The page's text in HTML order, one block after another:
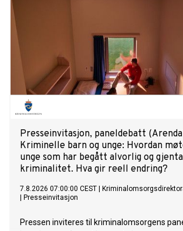
Presseinvitasjon, paneldebatt
Kriminelle barn og unge: Hvordan
unge som har begått alvorlig og
kriminalitet. Hva gir reell endring?
7.8.2026 07:00:00 CEST
Presseinvitasjon
Pressen inviteres til kriminalomsorgens